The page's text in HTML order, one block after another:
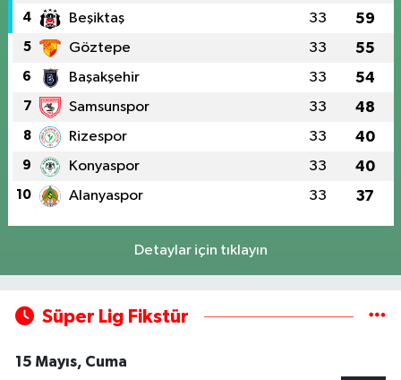
4 Beşiktaş 33 59
5 Göztepe 33 55
6 Başakşehir 33 54
7 Samsunspor 33 48
8 Rizespor 33 40
9 Konyaspor 33 40
10 Alanyaspor 33 37
Detaylar için tıklayın
Süper Lig Fikstür
15 Mayıs, Cuma